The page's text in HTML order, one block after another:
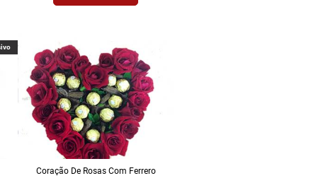
Coração De Rosas Com Ferrero